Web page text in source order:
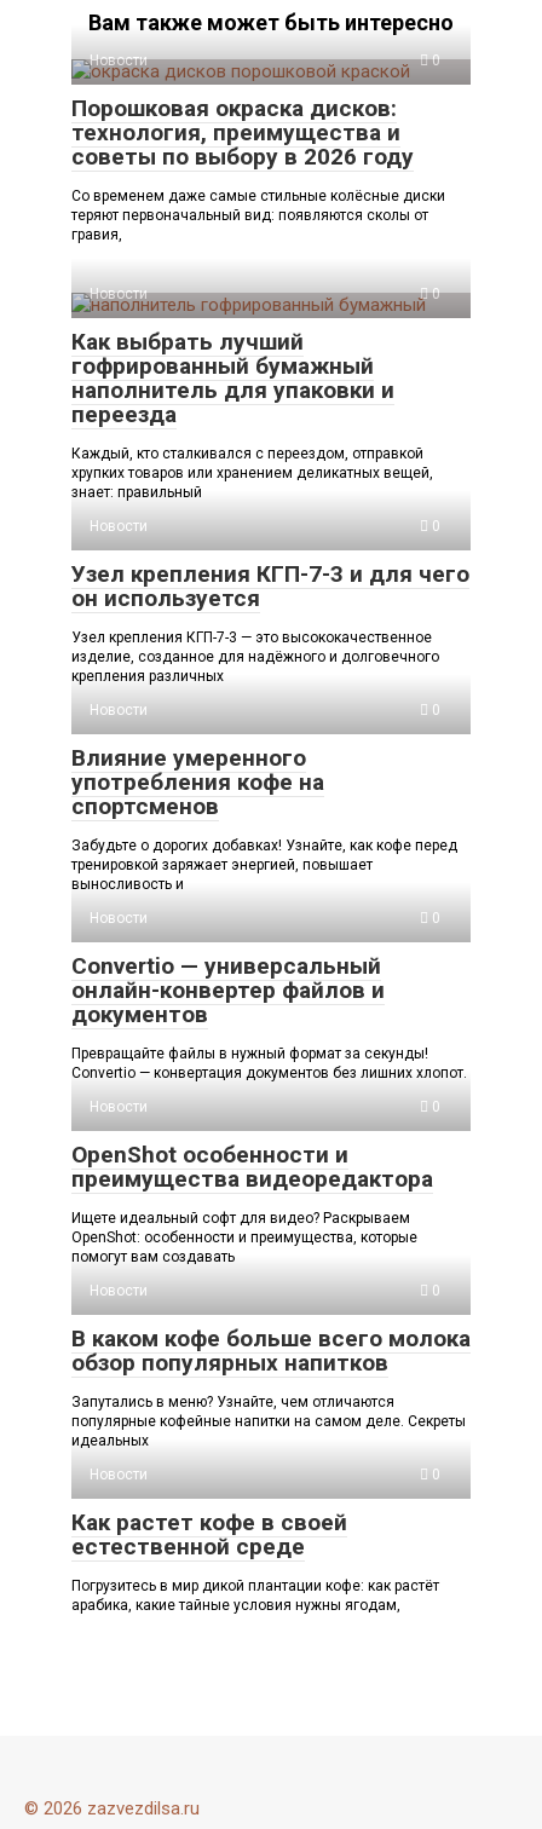
Вам также может быть интересно
Новости 0
Порошковая окраска дисков:
технология, преимущества и
советы по выбору в 2026 году
Со временем даже самые стильные колёсные диски
теряют первоначальный вид: появляются сколы от
гравия,
Новости 0
Как выбрать лучший
гофрированный бумажный
наполнитель для упаковки и
переезда
Каждый, кто сталкивался с переездом, отправкой
хрупких товаров или хранением деликатных вещей,
знает: правильный
Новости
0
Узел крепления КГП-7-3 и для чего
он используется
Узел крепления КГП-7-3 — это высококачественное
изделие, созданное для надёжного и долговечного
крепления различных
Новости
0
Влияние умеренного
употребления кофе на
спортсменов
Забудьте о дорогих добавках! Узнайте, как кофе перед
тренировкой заряжает энергией, повышает
выносливость и
Новости
0
Convertio — универсальный
онлайн-конвертер файлов и
документов
Превращайте файлы в нужный формат за секунды!
Convertio — конвертация документов без лишних хлопот.
Новости
0
OpenShot особенности и
преимущества видеоредактора
Ищете идеальный софт для видео? Раскрываем
OpenShot: особенности и преимущества, которые
помогут вам создавать
Новости
0
В каком кофе больше всего молока
обзор популярных напитков
Запутались в меню? Узнайте, чем отличаются
популярные кофейные напитки на самом деле. Секреты
идеальных
Новости
0
Как растет кофе в своей
естественной среде
Погрузитесь в мир дикой плантации кофе: как растёт
арабика, какие тайные условия нужны ягодам,
© 2026 zazvezdilsa.ru